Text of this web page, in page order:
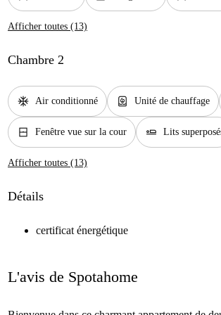
Afficher toutes (13)
Chambre 2
ac_unit Air conditionné water_heater Unité de chauffage
window_closed Fenêtre vue sur la cour airline_seat_flat Lits
Afficher toutes (13)
Détails
certificat énergétique
L'avis de Spotahome